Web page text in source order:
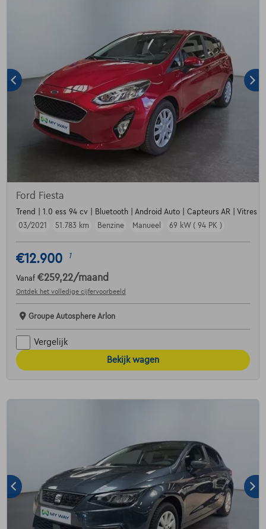
Ford Fiesta
Trend | 1.0 ess 94 cv | Bluetooth | Android Auto | Capteurs AR | Vitres
03/2021
51.783 km Benzine Manueel 69 kW ( 94 PK )
€12.900 1
Vanaf €259,22/maand
Ontdek het volledige cijfervoorbeeld
Groupe Autosphere Arlon
Vergelijk
Bekijk wagen